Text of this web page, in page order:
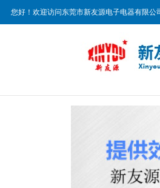
您好！欢迎访问东莞市新友源电子电器有限公